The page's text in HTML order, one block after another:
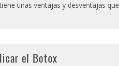
unas ventajas y desventajas que
el Botox